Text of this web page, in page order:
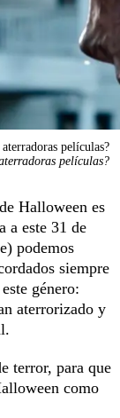
películas?
películas?
Halloween es
a este 31 de
podemos
siempre
género:
aterrorizado y
terror, para que
como